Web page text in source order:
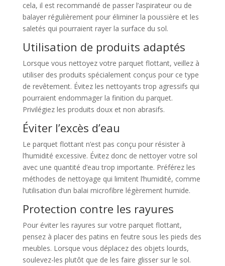
cela, il est recommandé de passer l’aspirateur ou de
balayer régulièrement pour éliminer la poussière et les
saletés qui pourraient rayer la surface du sol.
Utilisation de produits adaptés
Lorsque vous nettoyez votre parquet flottant, veillez à
utiliser des produits spécialement conçus pour ce type
de revêtement. Évitez les nettoyants trop agressifs qui
pourraient endommager la finition du parquet.
Privilégiez les produits doux et non abrasifs.
Éviter l’excès d’eau
Le parquet flottant n’est pas conçu pour résister à
l’humidité excessive. Évitez donc de nettoyer votre sol
avec une quantité d’eau trop importante. Préférez les
méthodes de nettoyage qui limitent l’humidité, comme
l’utilisation d’un balai microfibre légèrement humide.
Protection contre les rayures
Pour éviter les rayures sur votre parquet flottant,
pensez à placer des patins en feutre sous les pieds des
meubles. Lorsque vous déplacez des objets lourds,
soulevez-les plutôt que de les faire glisser sur le sol.